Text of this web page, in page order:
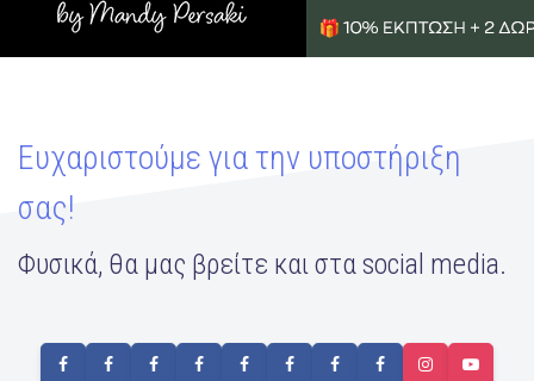
Ευχαριστούμε για την υποστήριξη
σας!
Φυσικά, θα μας βρείτε και στα social media.